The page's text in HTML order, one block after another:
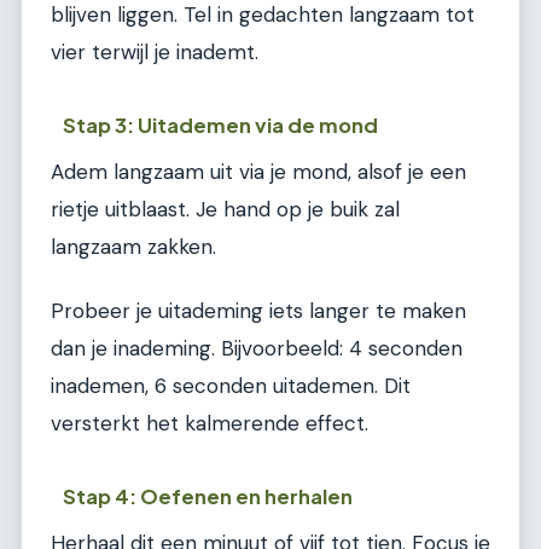
blijven liggen. Tel in gedachten langzaam tot
vier terwijl je inademt.
Stap 3: Uitademen via de mond
Adem langzaam uit via je mond, alsof je een
rietje uitblaast. Je hand op je buik zal
langzaam zakken.
Probeer je uitademing iets langer te maken
dan je inademing. Bijvoorbeeld: 4 seconden
inademen, 6 seconden uitademen. Dit
versterkt het kalmerende effect.
Stap 4: Oefenen en herhalen
Herhaal dit een minuut of vijf tot tien. Focus je